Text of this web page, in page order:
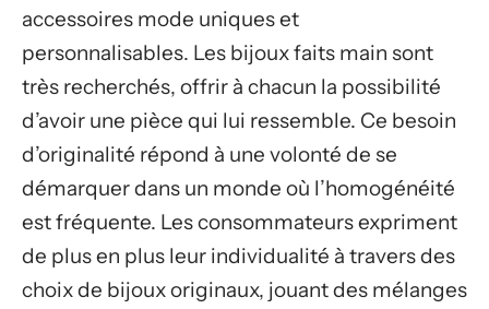
accessoires mode uniques et
personnalisables. Les bijoux faits main sont
très recherchés, offrir à chacun la possibilité
d’avoir une pièce qui lui ressemble. Ce besoin
d’originalité répond à une volonté de se
démarquer dans un monde où l’homogénéité
est fréquente. Les consommateurs expriment
de plus en plus leur individualité à travers des
choix de bijoux originaux, jouant des mélanges